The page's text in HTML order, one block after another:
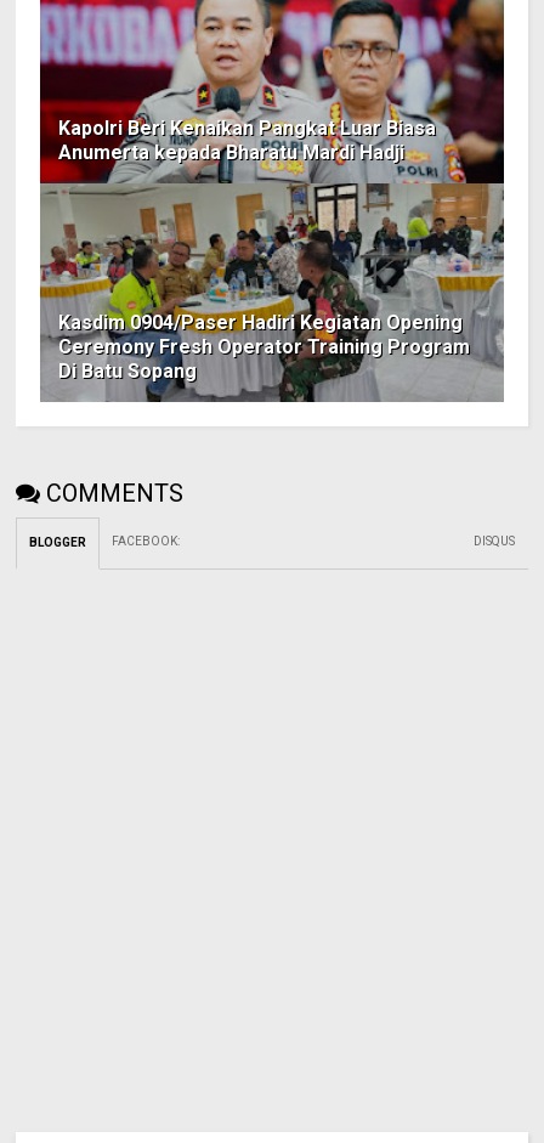
Kapolri Beri Kenaikan Pangkat Luar Biasa
Anumerta kepada Bharatu Mardi Hadji
Kasdim 0904/Paser Hadiri Kegiatan Opening
Ceremony Fresh Operator Training Program
Di Batu Sopang
COMMENTS
BLOGGER FACEBOOK: DISQUS